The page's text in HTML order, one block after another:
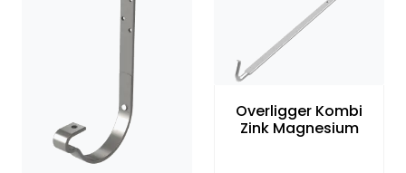
Overligger Kombi
Zink Magnesium